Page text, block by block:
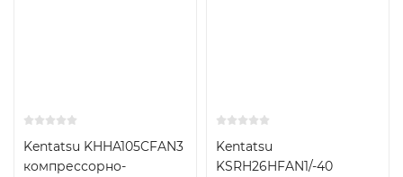
Kentatsu KHHA105CFAN3
компрессорно-
Kentatsu
KSRH26HFAN1/-40